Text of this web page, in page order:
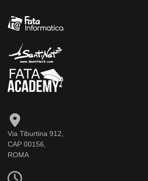
Via Tiburtina 912,
CAP 00156,
ROMA